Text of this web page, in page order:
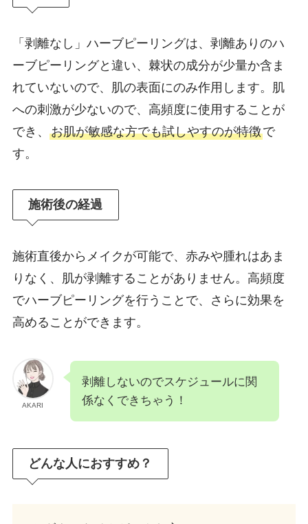
「剥離なし」ハーブピーリングは、剥離ありのハ
ーブピーリングと違い、棘状の成分が少量か含ま
れていないので、肌の表面にのみ作用します。肌
への刺激が少ないので、高頻度に使用することが
でき、 お肌が敏感な方でも試しやすのが特徴で
す。
施術後の経過
施術直後からメイクが可能で、赤みや腫れはあま
りなく、肌が剥離することがありません。高頻度
でハーブピーリングを行うことで、さらに効果を
高めることができます。
AKARI
剥離しないのでスケジュールに関
係なくできちゃう！
どんな人におすすめ？